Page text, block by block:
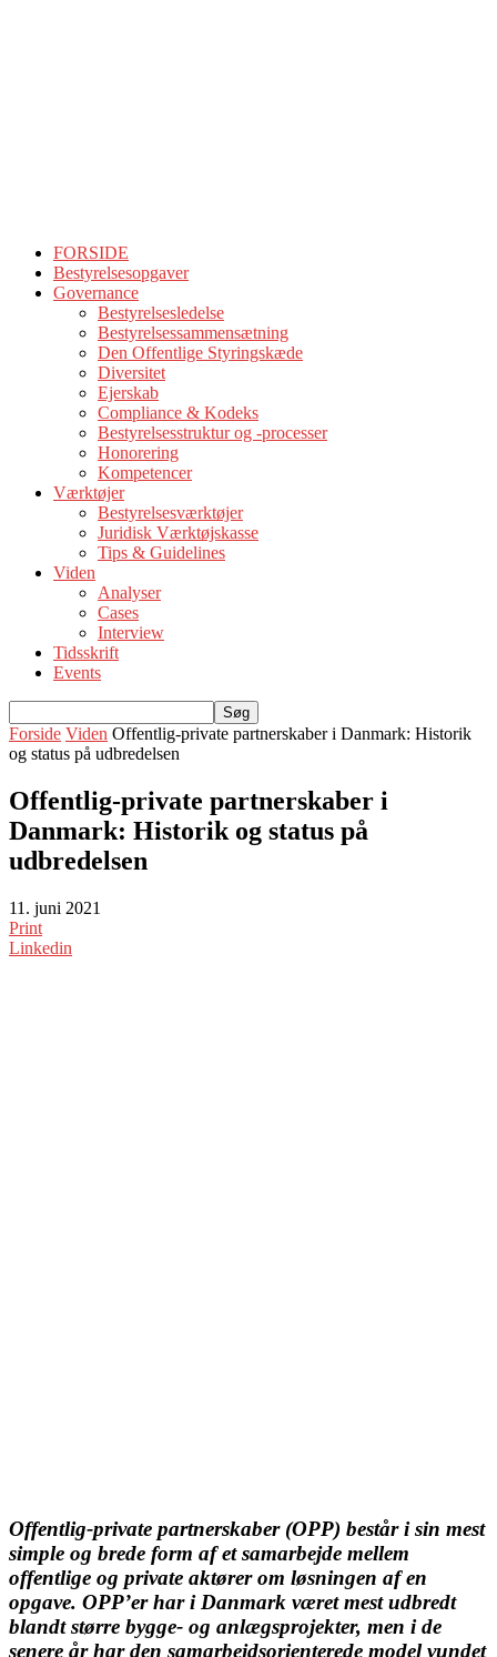
FORSIDE
Bestyrelsesopgaver
Governance
Bestyrelsesledelse
Bestyrelsessammensætning
Den Offentlige Styringskæde
Diversitet
Ejerskab
Compliance & Kodeks
Bestyrelsesstruktur og -processer
Honorering
Kompetencer
Værktøjer
Bestyrelsesværktøjer
Juridisk Værktøjskasse
Tips & Guidelines
Viden
Analyser
Cases
Interview
Tidsskrift
Events
Forside Viden Offentlig-private partnerskaber i Danmark: Historik
og status på udbredelsen
Offentlig-private partnerskaber i
Danmark: Historik og status på
udbredelsen
11. juni 2021
Print
Linkedin
Offentlig-private partnerskaber (OPP) består i sin mest
simple og brede form af et samarbejde mellem
offentlige og private aktører om løsningen af en
opgave. OPP’er har i Danmark været mest udbredt
blandt større bygge- og anlægsprojekter, men i de
senere år har den samarbejdsorienterede model vundet